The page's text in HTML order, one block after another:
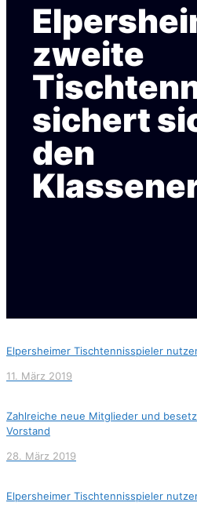
zweite
sichert
den
Elpersheimer Tischtennisspieler
11. März 2019
Zahlreiche neue Mitglieder und
Vorstand
28. März 2019
Elpersheimer Tischtennisspieler